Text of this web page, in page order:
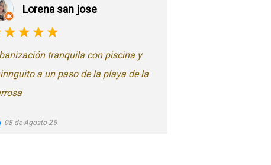
Lorena san jose
tranquila con piscina y
a un paso de la playa de la
08 de Agosto 25